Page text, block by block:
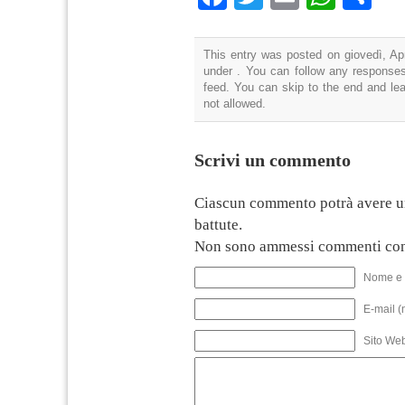
This entry was posted on giovedì,
under . You can follow any
feed. You can skip to the end and
not allowed.
Scrivi un commento
Ciascun commento potrà avere
battute.
Non sono ammessi commenti
Nome
E-mail
Sito